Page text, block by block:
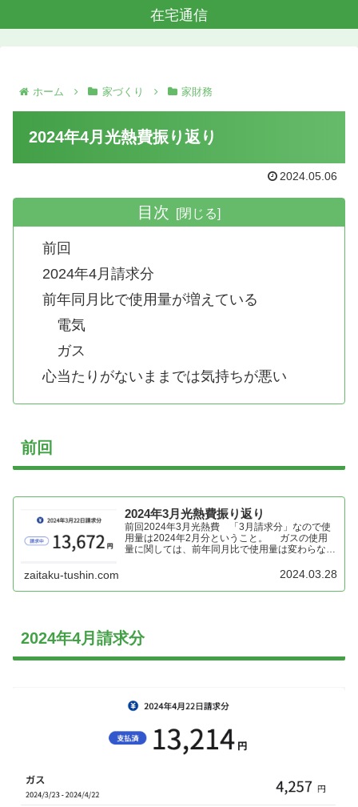
在宅通信
ホーム 家づくり 家財務
2024年4月光熱費振り返り
2024.05.06
目次
前回
2024年4月請求分
前年同月比で使用量が増えている
電気
ガス
心当たりがないままでは気持ちが悪い
前回
2024年3月光熱費振り返り
前回2024年3月光熱費 「3月請求分」なので使
用量は2024年2月分ということ。 ガスの使用
量に関しては、前年同月比で使用量は変わらな
ので、頻度が毎年変わるということはないから
今年の冬は、アルミ...
zaitaku-tushin.com 2024.03.28
2024年4月請求分